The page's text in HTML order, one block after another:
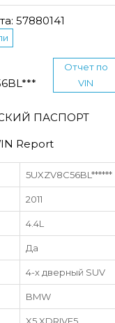
57880141
Отчет по
VIN
ПАСПОРТ
Report
5UXZV8C56BL******
2011
4.4L
Да
4-х дверный SUV
BMW
X5 XDRIVE5